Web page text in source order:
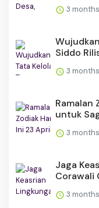
3
Siddo
3
Ramalan
untuk
3
Jaga
Corawali
3